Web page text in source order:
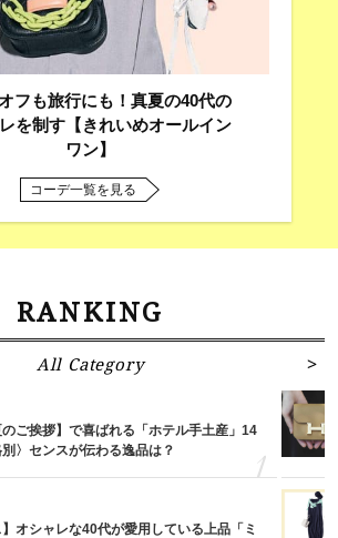
フも旅行にも！真夏の40代の
を制す【きれいめオールイン
ワン】
コーデ一覧を見る
RANKING
All Category
のご挨拶】で喜ばれる「ホテル手土産」14
〉センスが伝わる逸品は？
】オシャレな40代が愛用している上品「ミ